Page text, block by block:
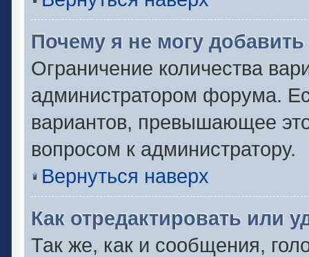
Почему я не могу
Ограничение количества
администратором форума.
вариантов, превышающее
вопросом к администратору.
Вернуться наверх
Как отредактировать или
Так же, как и сообщения,